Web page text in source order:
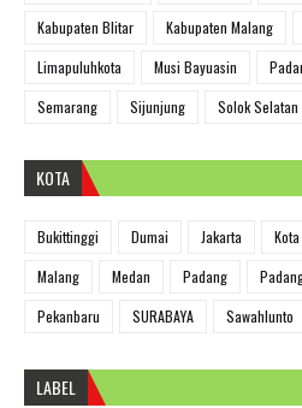
Kabupaten Blitar
Kabupaten Malang
Limapuluhkota
Musi Bayuasin
Semarang
Sijunjung Solok Selatan
KOTA
Bukittinggi Dumai Jakarta
Malang
Medan Padang
Pekanbaru
SURABAYA Sawahlunto
LABEL